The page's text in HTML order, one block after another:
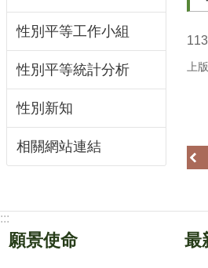
性別平等工作小組
性別平等統計分析
性別新知
相關網站連結
上
:::
願景使命 最